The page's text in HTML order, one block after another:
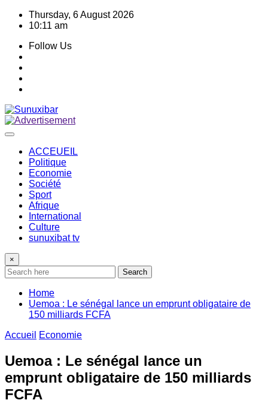
Skip
Thursday, 6 August 2026
10:11 am
Follow Us
ACCEUEIL
Politique
Economie
Société
Sport
Afrique
International
Culture
sunuxibat tv
×
Search
Home
Uemoa : Le sénégal lance un emprunt obligataire de
150 milliards FCFA
Accueil
Economie
Uemoa : Le sénégal lance un
emprunt obligataire de 150 milliards
FCFA